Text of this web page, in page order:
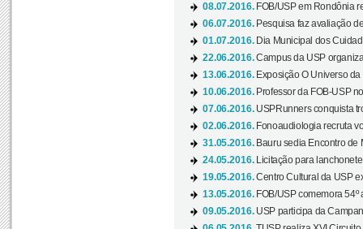
08.07.2016. FOB/USP em Rondônia
06.07.2016. Pesquisa faz avaliação
01.07.2016. Dia Municipal dos
22.06.2016.Campus da USP
13.06.2016. Exposição O Universo
10.06.2016. Professor da FOB-USP
07.06.2016. USPRunners conquista
02.06.2016. Fonoaudiologia recruta
31.05.2016. Bauru sedia Encontro de
24.05.2016.
Licitação para
19.05.2016.Centro Cultural da USP
13.05.2016. FOB/USP comemora
09.05.2016. USP participa da